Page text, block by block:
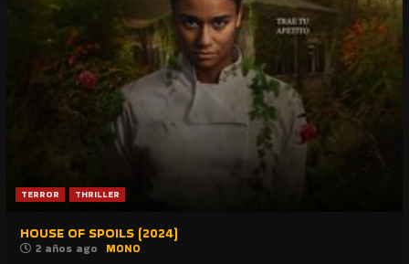
TERROR THRILLER
HOUSE OF SPOILS (2024)
2 años ago MONO